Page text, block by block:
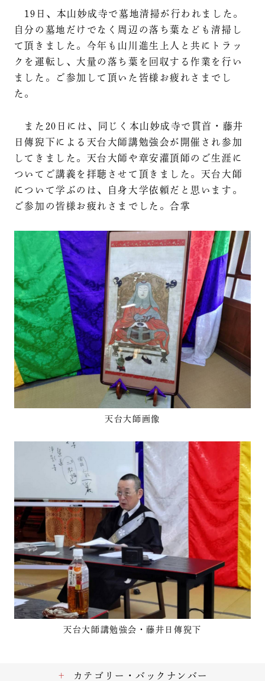
19日、本山妙成寺で墓地清掃が行われました。
自分の墓地だけでなく周辺の落ち葉なども清掃し
て頂きました。今年も山川進生上人と共にトラッ
クを運転し、大量の落ち葉を回収する作業を行い
ました。ご参加して頂いた皆様お疲れさまでし
た。
また20日には、同じく本山妙成寺で貫首・藤井
日傳猊下による天台大師講勉強会が開催され参加
してきました。天台大師や章安灌頂師のご生涯に
ついてご講義を拝聴させて頂きました。天台大師
について学ぶのは、自身大学依頼だと思います。
ご参加の皆様お疲れさまでした。合掌
天台大師画像
天台大師講勉強会・藤井日傳猊下
カテゴリー・バックナンバー